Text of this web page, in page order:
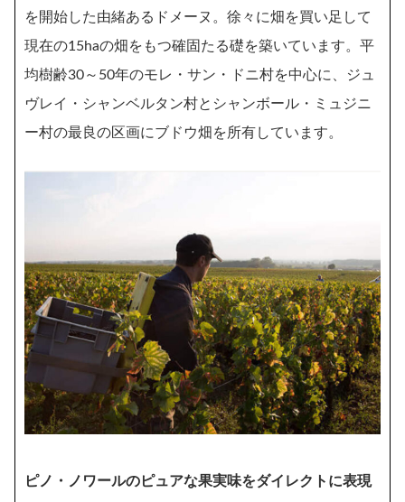
を開始した由緒あるドメーヌ。徐々に畑を買い足して
現在の15haの畑をもつ確固たる礎を築いています。平
均樹齢30～50年のモレ・サン・ドニ村を中心に、ジュ
ヴレイ・シャンベルタン村とシャンボール・ミュジニ
ー村の最良の区画にブドウ畑を所有しています。
ピノ・ノワールのピュアな果実味をダイレクトに表現